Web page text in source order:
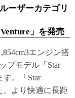
ーザーカテゴリ
」を発売
エンジン搭
プモデル「Star
す。「Star
、より快適に長距